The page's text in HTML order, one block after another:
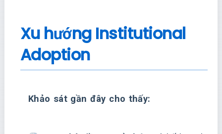
Xu hướng Institutional
Adoption
Khảo sát gần đây cho thấy: